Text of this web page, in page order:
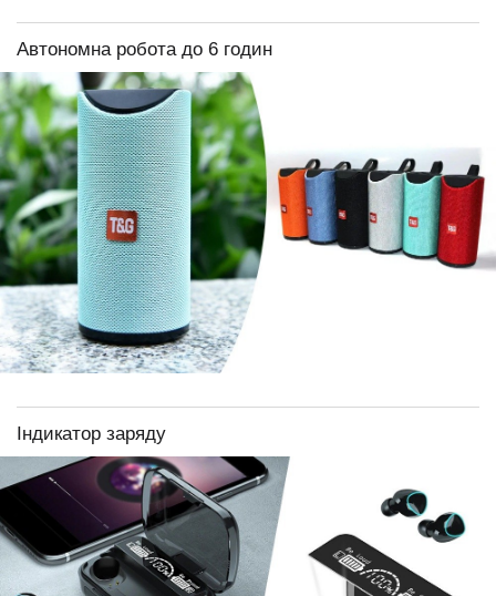
Автономна робота до 6 годин
Індикатор заряду